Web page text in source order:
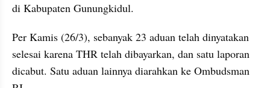
di Kabupaten Gunungkidul.
Per Kamis (26/3), sebanyak 23 aduan telah dinyatakan
selesai karena THR telah dibayarkan, dan satu laporan
dicabut. Satu aduan lainnya diarahkan ke Ombudsman